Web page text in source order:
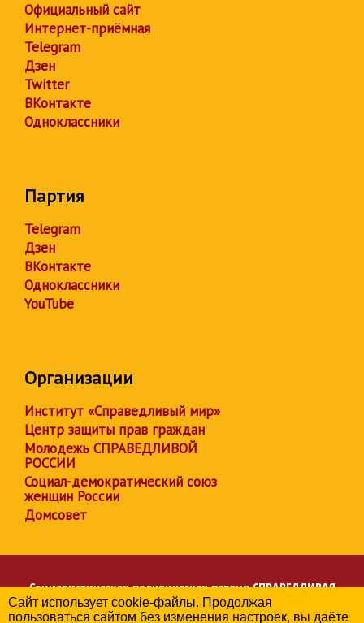
Официальный сайт
Интернет-приёмная
Telegram
Дзен
Twitter
ВКонтакте
Одноклассники
Партия
Telegram
Дзен
ВКонтакте
Одноклассники
YouTube
Организации
Институт «Справедливый мир»
Центр защиты прав граждан
Молодежь СПРАВЕДЛИВОЙ
РОССИИ
Социал-демократический союз
женщин России
Домсовет
Социалистическая политическая партияСПРАВЕДЛИВАЯ
РОССИЯ
Сайт использует cookie-файлы. Продолжая
пользоваться сайтом без изменения настроек, вы даёте